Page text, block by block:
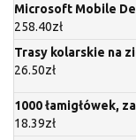
Microsoft Mobile
258.40zł
Trasy kolarskie na
26.50zł
1000 łamigłówek,
18.39zł